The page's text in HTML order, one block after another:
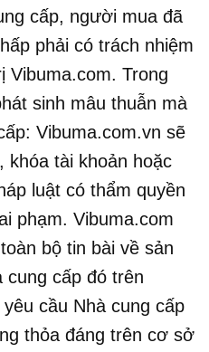
người mua đã
phải có trách nhiệm
Vibuma.com. Trong
sinh mâu thuẫn mà
Vibuma.com.vn sẽ
khóa tài khoản hoặc
luật có thẩm quyền
phạm. Vibuma.com
bộ tin bài về sản
cung cấp đó trên
cầu Nhà cung cấp
thỏa đáng trên cơ sở